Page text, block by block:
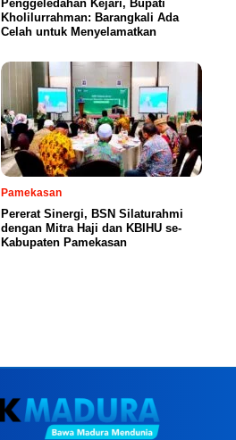
Penggeledahan Kejari, Bupati
Kholilurrahman: Barangkali Ada
Celah untuk Menyelamatkan
Pamekasan
Pererat Sinergi, BSN Silaturahmi
dengan Mitra Haji dan KBIHU se-
Kabupaten Pamekasan